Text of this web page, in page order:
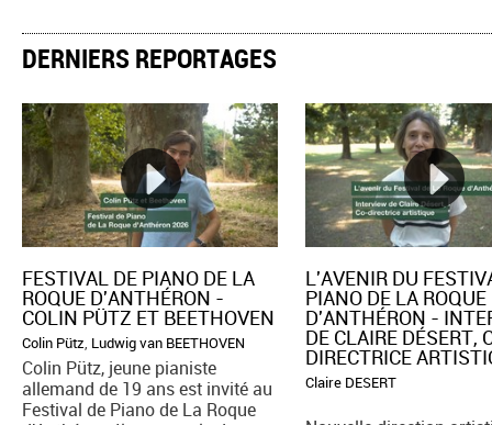
DERNIERS REPORTAGES
FESTIVAL DE PIANO DE LA
ROQUE D'ANTHÉRON -
COLIN PÜTZ ET BEETHOVEN
Colin Pütz, Ludwig van BEETHOVEN
Colin Pütz, jeune pianiste
allemand de 19 ans est invité au
Festival de Piano de La Roque
L'AVENIR DU
PIANO DE LA ROQUE
D'ANTHÉRON -
DE CLAIRE DÉSERT,
DIRECTRICE
Claire DESERT